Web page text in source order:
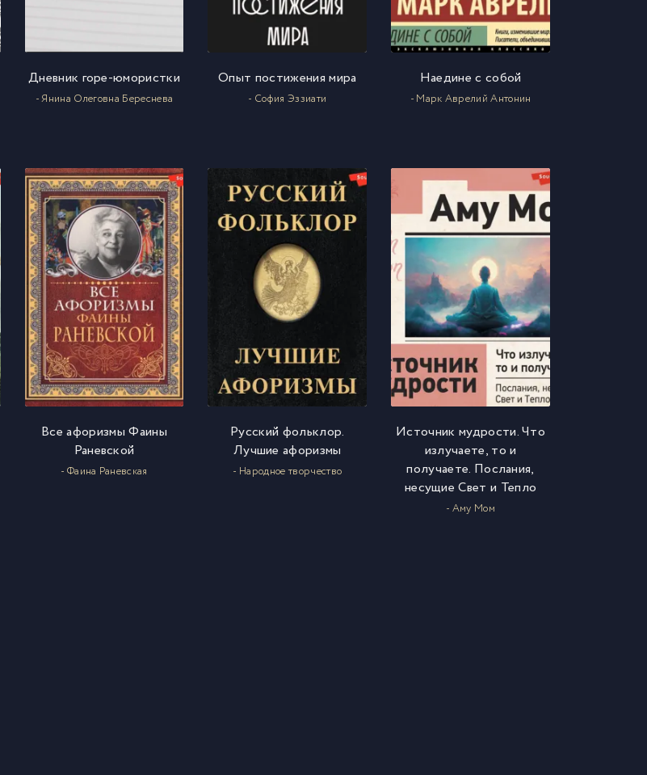
Дневник горе-юмористки
- Янина Олеговна Береснева
Опыт постижения мира
- София Эззиати
Наедине с собой
- Марк Аврелий Антонин
Все афоризмы Фаины
Раневской
- Фаина Раневская
Русский фольклор.
Лучшие афоризмы
- Народное творчество
Источник мудрости. Что
излучаете, то и
получаете. Послания,
несущие Свет и Тепло
- Аму Мом